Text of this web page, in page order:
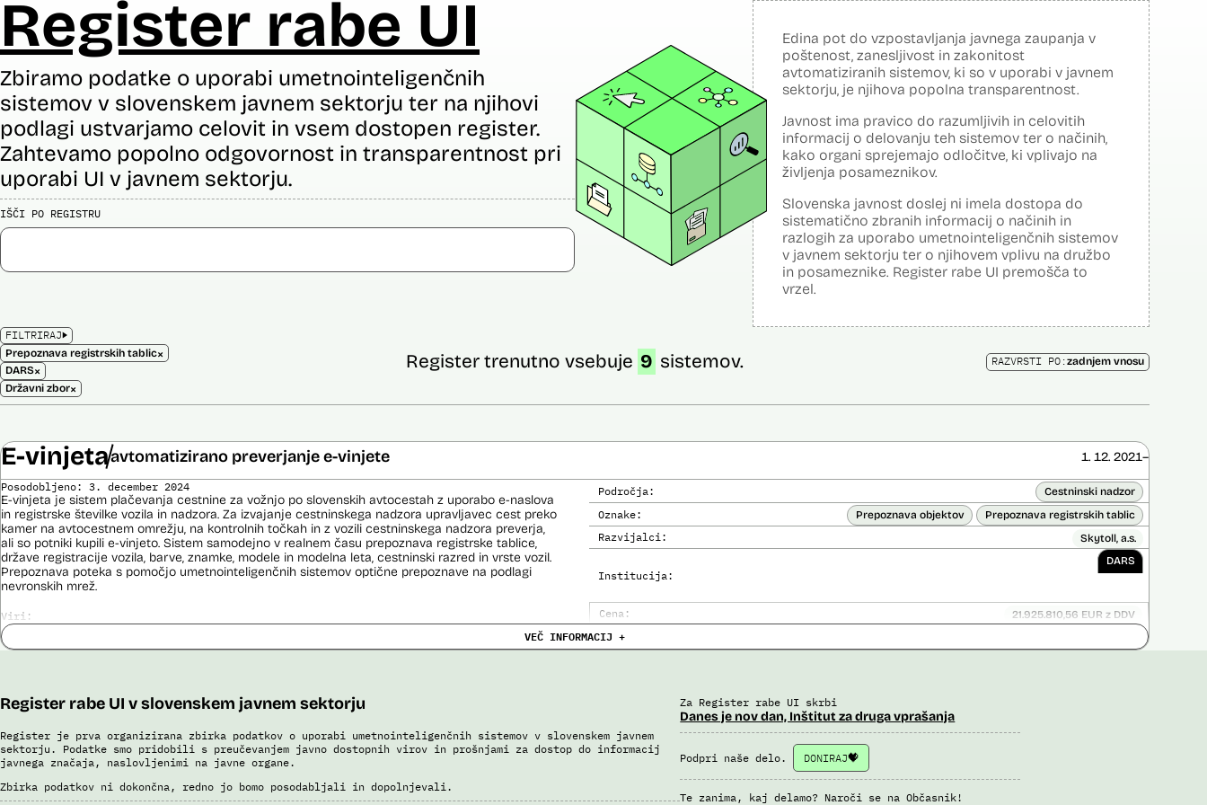
Register rabe UI
Zbiramo podatke o uporabi umetnointeligenčnih
sistemov v slovenskem javnem sektorju ter na njihovi
podlagi ustvarjamo celovit in vsem dostopen register.
Zahtevamo popolno odgovornost in transparentnost pri
uporabi UI v javnem sektorju.
IŠČI PO REGISTRU
Edina pot do vzpostavljanja javnega zaupanja v
poštenost, zanesljivost in zakonitost
avtomatiziranih sistemov, ki so v uporabi v javnem
sektorju, je njihova popolna transparentnost.
Javnost ima pravico do razumljivih in celovitih
informacij o delovanju teh sistemov ter o načinih,
kako organi sprejemajo odločitve, ki vplivajo na
življenja posameznikov.
Slovenska javnost doslej ni imela dostopa do
sistematično zbranih informacij o načinih in
razlogih za uporabo umetnointeligenčnih sistemov
v javnem sektorju ter o njihovem vplivu na družbo
in posameznike. Register rabe UI premošča to
vrzel.
FILTRIRAJ
Prepoznava registrskih tablic×
DARS×
Državni zbor×
Register trenutno vsebuje 9 sistemov. RAZVRSTI PO:zadnjem vnosu
E-vinjetaavtomatizirano preverjanje e-vinjete 1. 12. 2021–
Področja: Cestninski nadzor
Oznake: Prepoznava objektov Prepoznava registrskih tablic
Razvijalci: Skytoll, a.s.
Institucija:
DARS
Cena: 21.925.810,56 EUR z DDV
Analiza učinka na človekove pravice opravljena:
Posodobljeno: 3. december 2024
E-vinjeta je sistem plačevanja cestnine za vožnjo po slovenskih avtocestah z uporabo e-naslova
in registrske številke vozila in nadzora. Za izvajanje cestninskega nadzora upravljavec cest preko
kamer na avtocestnem omrežju, na kontrolnih točkah in z vozili cestninskega nadzora preverja,
ali so potniki kupili e-vinjeto. Sistem samodejno v realnem času prepoznava registrske tablice,
države registracije vozila, barve, znamke, modele in modelna leta, cestninski razred in vrste vozil.
Prepoznava poteka s pomočjo umetnointeligenčnih sistemov optične prepoznave na podlagi
nevronskih mrež.
Viri:
Odgovor na zahtevek za informacije javnega značaja
Potek procesa nadzora E-vinjet
VEČ INFORMACIJ +
Register rabe UI v slovenskem javnem sektorju
Register je prva organizirana zbirka podatkov o uporabi umetnointeligenčnih sistemov v slovenskem javnem
sektorju. Podatke smo pridobili s preučevanjem javno dostopnih virov in prošnjami za dostop do informacij
javnega značaja, naslovljenimi na javne organe.
Zbirka podatkov ni dokončna, redno jo bomo posodabljali in dopolnjevali.
Za Register rabe UI skrbi
Danes je nov dan, Inštitut za druga vprašanja
Podpri naše delo. DONIRAJ
Te zanima, kaj delamo? Naroči se na Občasnik!